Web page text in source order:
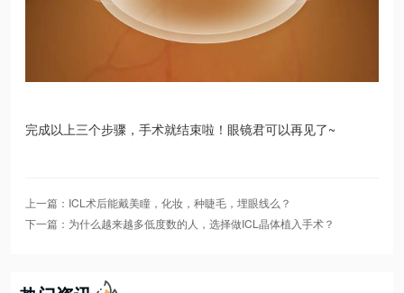
完成以上三个步骤，手术就结束啦！眼镜君可以再见了~
上一篇：ICL术后能戴美瞳，化妆，种睫毛，埋眼线么？
下一篇：为什么越来越多低度数的人，选择做ICL晶体植入手术？